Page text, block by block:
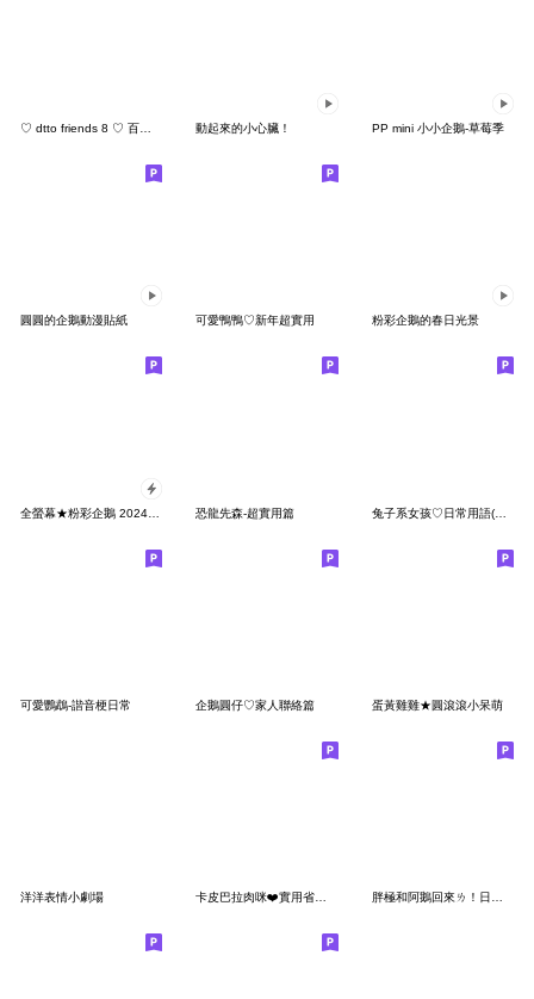
動起來的小心臟！ PP mini 小小企鵝-草莓季
圓圓的企鵝動漫貼紙 可愛鴨鴨♡新年超實用 粉彩企鵝的春日光景
恐龍先森-超實用篇 兔子系女孩♡日常用語(每日實用篇)
可愛鸚鵡-諧音梗日常 企鵝圓仔♡家人聯絡篇 蛋黃雞雞★圓滾滾小呆萌
洋洋表情小劇場 卡皮巴拉肉咪❤️實用省空間對話 胖極和阿鵝回來ㄌ！日常篇